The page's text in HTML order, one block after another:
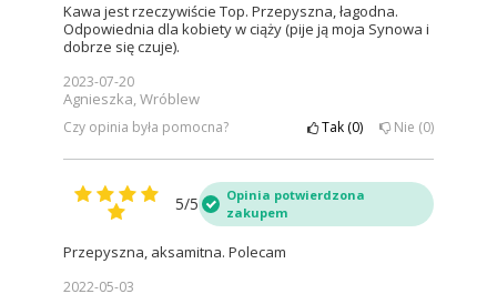
Kawa jest rzeczywiście Top. Przepyszna, łagodna.
Odpowiednia dla kobiety w ciąży (pije ją moja Synowa i
dobrze się czuje).
2023-07-20
Agnieszka, Wróblew
Czy opinia była pomocna? Tak 0 Nie 0
5/5
Opinia potwierdzona
zakupem
Przepyszna, aksamitna. Polecam
2022-05-03